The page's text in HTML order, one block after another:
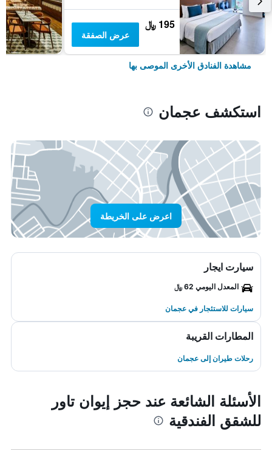
195 ﷼
عرض الصفقة
مشاهدة الفنادق الأخرى الموصى بها
استكشف عجمان
اعرض على الخريطة
سيارت ايجار
المعدل اليومي 62 ﷼
سيارات للاستئجار في عجمان
المطارات القريبة
رحلات طيران إلى عجمان
الأسئلة الشائعة عند حجز إيوان تاور
للشقق الفندقية